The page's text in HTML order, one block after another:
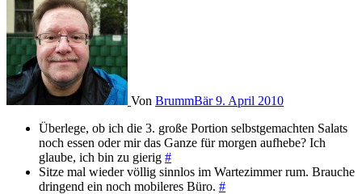
Von BrummBär9. April 2010
Überlege, ob ich die 3. große Portion selbstgemachten Salats
noch essen oder mir das Ganze für morgen aufhebe? Ich
glaube, ich bin zu gierig #
Sitze mal wieder völlig sinnlos im Wartezimmer rum. Brauche
dringend ein noch mobileres Büro. #